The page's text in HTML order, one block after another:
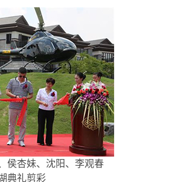
侯杏妹、沈阳、李观春
典礼剪彩